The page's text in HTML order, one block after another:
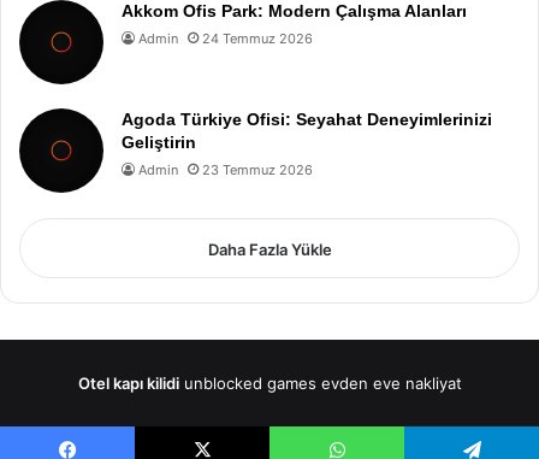
Akkom Ofis Park: Modern Çalışma Alanları
Admin 24 Temmuz 2026
Agoda Türkiye Ofisi: Seyahat Deneyimlerinizi
Geliştirin
Admin 23 Temmuz 2026
Daha Fazla Yükle
Otel kapı kilidi unblocked games evden eve nakliyat